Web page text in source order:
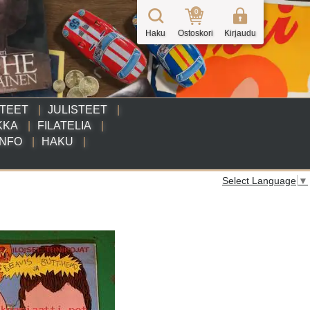
JULISTEET
FILATELIA
HAKU
Haku
0
Ostoskori Kirjaudu
Select Language ▼